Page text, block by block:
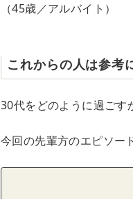
（45歳／アルバイト）
これからの人は参考
30代をどのように過ごす
今回の先輩方のエピソー